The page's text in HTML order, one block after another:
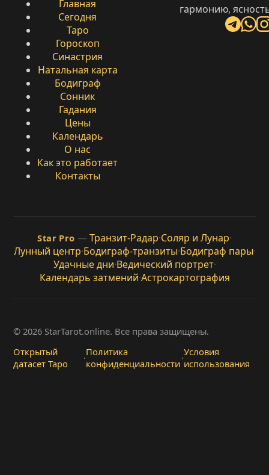
Главная
Сегодня
Таро
Гороскоп
Синастрия
Натальная карта
Бодиграф
Сонник
Гадания
Цены
Календарь
О нас
Как это работает
Контакты
гармонию,
Star Pro — Транзит-Радар·Соляр и Лунар·
Лунный центр·Бодиграф-транзиты·Бодиграф пары·
Удачные дни·Ведический портрет·
Календарь затмений·Астрокартография
© 2026 StarTarot.online. Все права защищены.
Открытый
датасет Таро
·Политика
конфиденциальности·Условия
использования